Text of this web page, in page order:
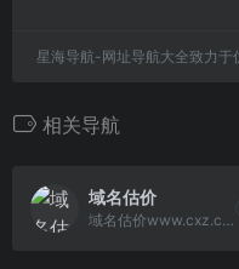
星海导航-网址导航大全致力于
相关导航
域名估价
域名估价www.cxz.com，我们提供域名价值评估、品相分析、域名投资数据参考。希望CXZ能帮到你的域名估价和投资！